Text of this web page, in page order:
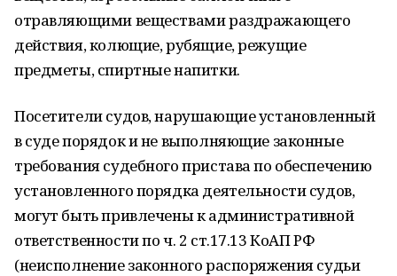
отравляющими веществами раздражающего
действия, колющие, рубящие, режущие
предметы, спиртные напитки.
Посетители судов, нарушающие установленный
в суде порядок и не выполняющие законные
требования судебного пристава по обеспечению
установленного порядка деятельности судов,
могут быть привлечены к административной
ответственности по ч. 2 ст.17.13 КоАП РФ
(неисполнение законного распоряжения судьи